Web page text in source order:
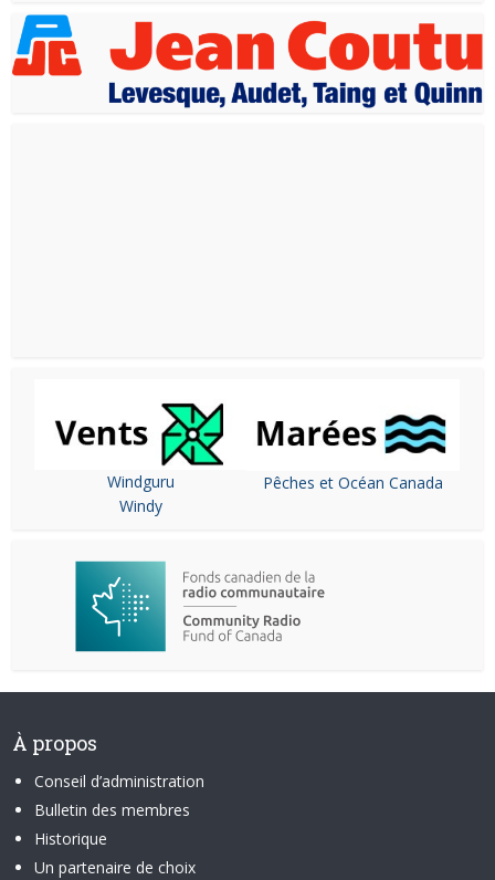
Windguru
Windy
Pêches et Océan Canada
À propos
Conseil d’administration
Bulletin des membres
Historique
Un partenaire de choix